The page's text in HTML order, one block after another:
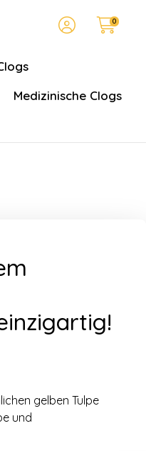
0
Medizinische Clogs
gelben Tulpe
und